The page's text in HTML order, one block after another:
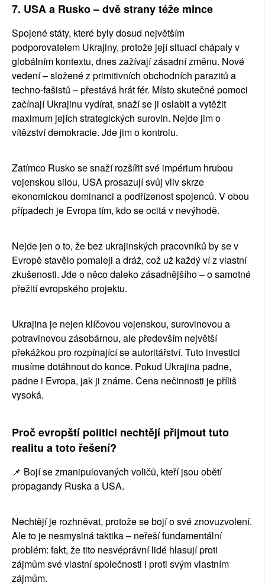
7. USA a Rusko – dvě strany téže mince
Spojené státy, které byly dosud největším
podporovatelem Ukrajiny, protože její situaci chápaly v
globálním kontextu, dnes zažívají zásadní změnu. Nové
vedení – složené z primitivních obchodních parazitů a
techno-fašistů – přestává hrát fér. Místo skutečné pomoci
začínají Ukrajinu vydírat, snaží se ji oslabit a vytěžit
maximum jejích strategických surovin. Nejde jim o
vítězství demokracie. Jde jim o kontrolu.
Zatímco Rusko se snaží rozšířit své impérium hrubou
vojenskou silou, USA prosazují svůj vliv skrze
ekonomickou dominanci a podřízenost spojenců. V obou
případech je Evropa tím, kdo se ocitá v nevýhodě.
Nejde jen o to, že bez ukrajinských pracovníků by se v
Evropě stavělo pomaleji a dráž, což už každý ví z vlastní
zkušenosti. Jde o něco daleko zásadnějšího – o samotné
přežití evropského projektu.
Ukrajina je nejen klíčovou vojenskou, surovinovou a
potravinovou zásobárnou, ale především největší
překážkou pro rozpínající se autoritářství. Tuto investici
musíme dotáhnout do konce. Pokud Ukrajina padne,
padne i Evropa, jak ji známe. Cena nečinnosti je příliš
vysoká.
Proč evropští politici nechtějí přijmout tuto
realitu a toto řešení?
📌 Bojí se zmanipulovaných voličů, kteří jsou obětí
propagandy Ruska a USA.
Nechtějí je rozhněvat, protože se bojí o své znovuzvolení.
Ale to je nesmyslná taktika – neřeší fundamentální
problém: fakt, že tito nesvéprávní lidé hlasují proti
zájmům své vlastní společnosti i proti svým vlastním
zájmům.